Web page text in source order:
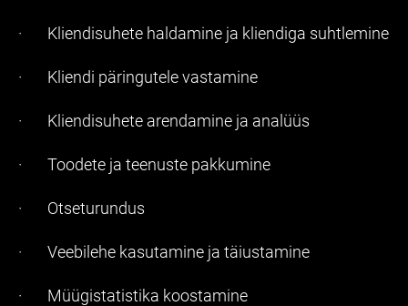
· Kliendisuhete haldamine ja kliendiga suhtlemine
· Kliendi päringutele vastamine
· Kliendisuhete arendamine ja analüüs
· Toodete ja teenuste pakkumine
· Otseturundus
· Veebilehe kasutamine ja täiustamine
· Müügistatistika koostamine